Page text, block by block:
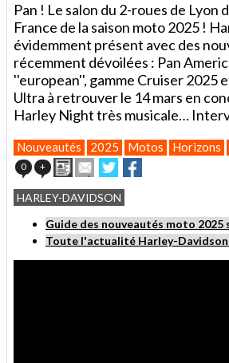
Pan ! Le salon du 2-roues de Lyon
France de la saison moto 2025 !
évidemment présent avec des
récemment dévoilées : Pan
''european'', gamme Cruiser 2025
Ultra à retrouver le 14 mars en
Harley Night très musicale…
Nouveautés 2025 Motos Horizons
0 + ImprimerEnvoyer
cet
article
à
un
ami
Partager
sur
Twitter
sur
Facebook
HARLEY-DAVIDSON
Guide des nouveautés moto 2025
Toute l'actualité Harley-